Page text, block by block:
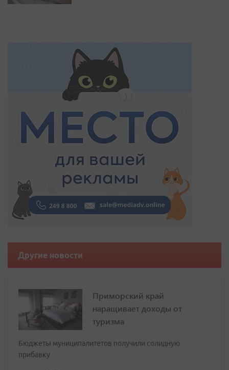
Другие новости
Приморский край
наращивает доходы от
туризма
Бюджеты муниципалитетов получили солидную
прибавку